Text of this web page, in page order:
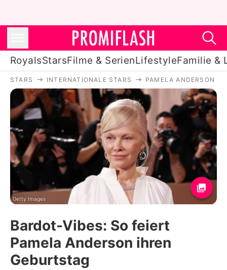
RoyalsStarsFilme & SerienLifestyleFamilie &
Royals
Stars
Filme & Serien
Lifestyle
Familie & Liebe
Promiflash Exklusiv
Alle Themen auf Promiflash
STARS INTERNATIONALE STARS PAMELA ANDERSON
Getty Images
Bardot-Vibes: So feiert
Pamela Anderson ihren
Geburtstag